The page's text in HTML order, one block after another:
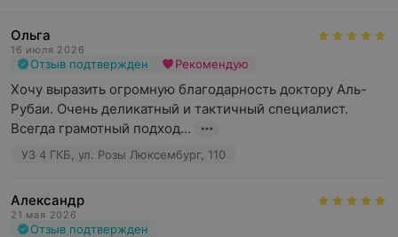
Ольга
16 июля 2026
Отзыв подтвержден Рекомендую
Хочу выразить огромную благодарность доктору Аль-
Рубаи. Очень деликатный и тактичный специалист.
Всегда грамотный подход...
УЗ 4 ГКБ, ул. Розы Люксембург, 110
Александр
21 мая 2026
Отзыв подтвержден